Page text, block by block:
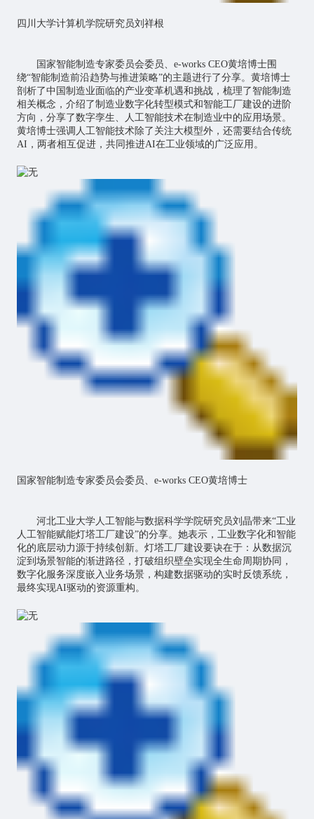
四川大学计算机学院研究员刘祥根
国家智能制造专家委员会委员、e-works CEO黄培博士围
绕“智能制造前沿趋势与推进策略”的主题进行了分享。黄培博士
剖析了中国制造业面临的产业变革机遇和挑战，梳理了智能制造
相关概念，介绍了制造业数字化转型模式和智能工厂建设的进阶
方向，分享了数字孪生 、人工智能技术在制造业中的应用场景。
黄培博士强调人工智能技术除了关注大模型外，还需要结合传统
AI，两者相互促进，共同推进AI在工业领域的广泛应用。
国家智能制造专家委员会委员、e-works CEO黄培博士
河北工业大学人工智能与数据科学学院研究员刘晶带来“工业
人工智能赋能灯塔工厂建设”的分享。她表示，工业数字化和智能
化的底层动力源于持续创新。灯塔工厂建设要诀在于：从数据沉
淀到场景智能的渐进路径，打破组织壁垒实现全生命周期协同，
数字化服务深度嵌入业务场景，构建数据驱动的实时反馈系统，
最终实现AI驱动的资源重构。